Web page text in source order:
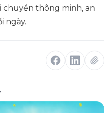
chuyển thông minh, an
ngày.